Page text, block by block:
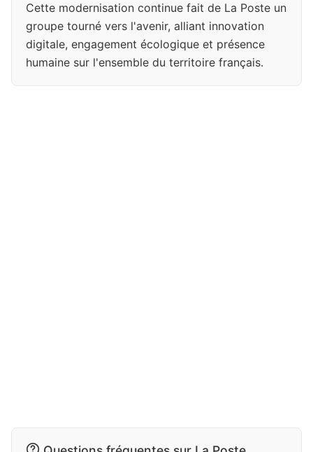
Cette modernisation continue fait de La Poste un
groupe tourné vers l'avenir, alliant innovation
digitale, engagement écologique et présence
humaine sur l'ensemble du territoire français.